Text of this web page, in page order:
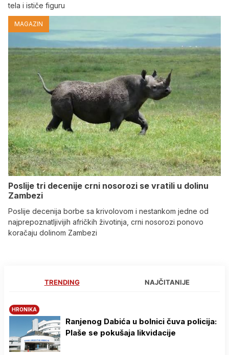
tela i ističe figuru
MAGAZIN
Poslije tri decenije crni nosorozi se vratili u dolinu
Zambezi
Poslije decenija borbe sa krivolovom i nestankom jedne od
najprepoznatljivijih afričkih životinja, crni nosorozi ponovo
koračaju dolinom Zambezi
TRENDING NAJČITANIJE
HRONIKA
Ranjenog Dabića u bolnici čuva policija:
Plaše se pokušaja likvidacije